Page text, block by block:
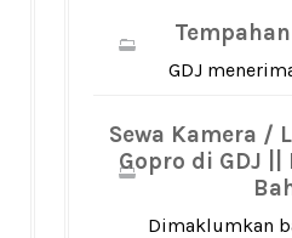
GDJ
Sewa Kamera /
Gopro di GDJ
Dimaklumkan